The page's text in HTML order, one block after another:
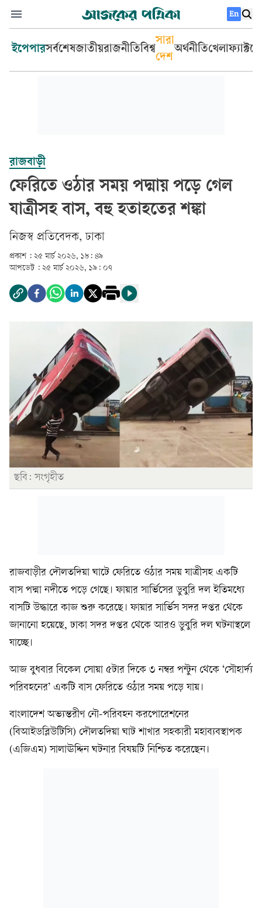
En
ইপেপারসর্বশেষজাতীয়রাজনীতিবিশ্ব
সারা
দেশ
অর্থনীতিখেলা
রাজবাড়ী
ফেরিতে ওঠার সময় পদ্মায় পড়ে গেল
যাত্রীসহ বাস, বহু হতাহতের শঙ্কা
‎নিজস্ব প্রতিবেদক, ঢাকা‎
প্রকাশ : ২৫ মার্চ ২০২৬, ১৮: ৪৯
আপডেট : ২৫ মার্চ ২০২৬, ১৯: ০৭
ছবি: সংগৃহীত
রাজবাড়ীর দৌলতদিয়া ঘাটে ফেরিতে ওঠার সময় যাত্রীসহ একটি
বাস পদ্মা নদীতে পড়ে গেছে। ফায়ার সার্ভিসের ডুবুরি দল ইতিমধ্যে
বাসটি উদ্ধারে কাজ শুরু করেছে। ফায়ার সার্ভিস সদর দপ্তর থেকে
জানানো হয়েছে, ঢাকা সদর দপ্তর থেকে আরও ডুবুরি দল ঘটনাস্থলে
যাচ্ছে।
আজ বুধবার বিকেল সোয়া ৫টার দিকে ৩ নম্বর পন্টুন থেকে ‘সৌহার্দ্য
পরিবহনের’ একটি বাস ফেরিতে ওঠার সময় পড়ে যায়।
বাংলাদেশ অভ্যন্তরীণ নৌ-পরিবহন করপোরেশনের
(বিআইডব্লিউটিসি) দৌলতদিয়া ঘাট শাখার সহকারী মহাব্যবস্থাপক
(এজিএম) সালাঊদ্দিন ঘটনার বিষয়টি নিশ্চিত করেছেন।